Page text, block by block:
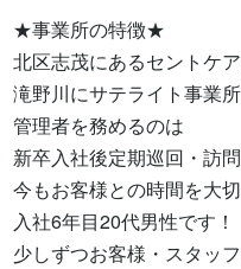
★事業所の特徴★
北区志茂にあるセントケ
滝野川にサテライト事業
管理者を務めるのは
新卒入社後定期巡回・訪
今もお客様との時間を大
入社6年目20代男性です！
少しずつお客様・スタッ